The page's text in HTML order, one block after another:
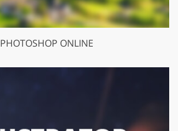
PHOTOSHOP ONLINE